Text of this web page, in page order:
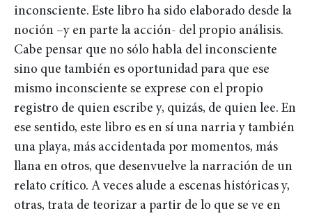
inconsciente. Este libro ha sido elaborado desde la
noción –y en parte la acción- del propio análisis.
Cabe pensar que no sólo habla del inconsciente
sino que también es oportunidad para que ese
mismo inconsciente se exprese con el propio
registro de quien escribe y, quizás, de quien lee. En
ese sentido, este libro es en sí una narria y también
una playa, más accidentada por momentos, más
llana en otros, que desenvuelve la narración de un
relato crítico. A veces alude a escenas históricas y,
otras, trata de teorizar a partir de lo que se ve en